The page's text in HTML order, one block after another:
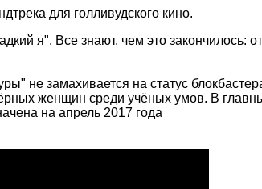
для голливудского кино.
я". Все знают, чем это
не замахивается на статус
женщин среди учёных умов. В
на апрель 2017 года